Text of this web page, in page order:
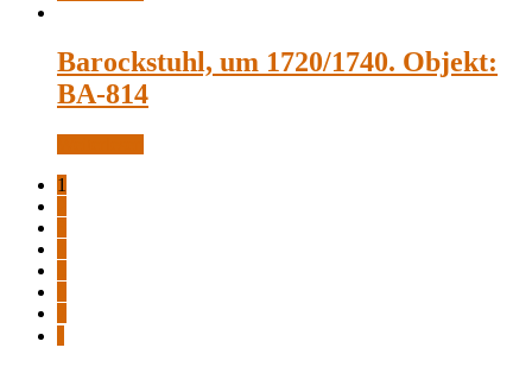
Barockstuhl, um 1720/1740. Objekt:
BA-814
1